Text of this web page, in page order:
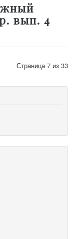
вып. 4
Страница 7 из 33